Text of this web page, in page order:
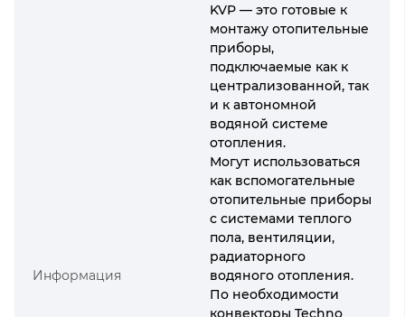
Информация
KVP — это готовые к
монтажу отопительные
приборы,
подключаемые как к
централизованной, так
и к автономной
водяной системе
отопления.
Могут использоваться
как вспомогательные
отопительные приборы
с системами теплого
пола, вентиляции,
радиаторного
водяного отопления.
По необходимости
конвекторы Techno